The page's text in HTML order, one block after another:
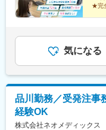
★完
気になる
品川勤務／受発注事
経験OK
株式会社ネオメディックス